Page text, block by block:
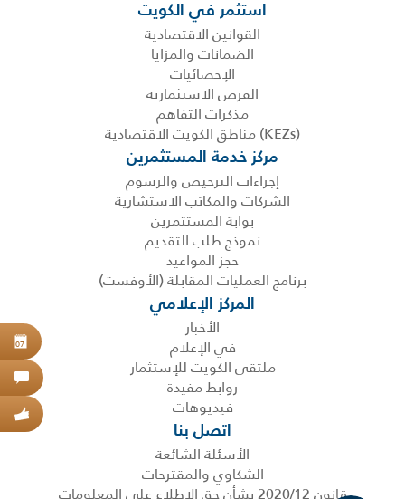
استثمر في الكويت
القوانين الاقتصادية
الضمانات والمزايا
الإحصائيات
الفرص الاستثمارية
مذكرات التفاهم
(KEZs) مناطق الكويت الاقتصادية
مركز خدمة المستثمرين
إجراءات الترخيص والرسوم
الشركات والمكاتب الاستشارية
بوابة المستثمرين
نموذج طلب التقديم
حجز المواعيد
برنامج العمليات المقابلة (الأوفست)
المركز الإعلامي
الأخبار
في الإعلام
ملتقى الكويت للإستثمار
روابط مفيدة
فيديوهات
اتصل بنا
الأسئلة الشائعة
الشكاوي والمقترحات
قانون 2020/12 بشأن حق الاطلاع على المعلومات
07